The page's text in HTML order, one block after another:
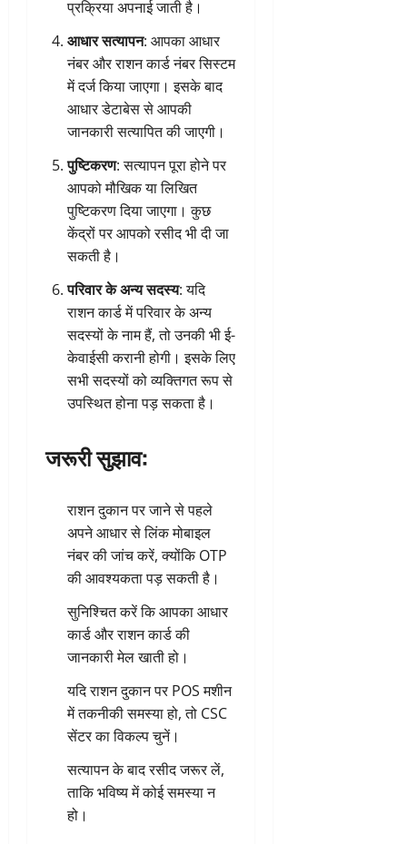
प्रक्रिया अपनाई जाती है।
आधार सत्यापन: आपका आधार
नंबर और राशन कार्ड नंबर सिस्टम
में दर्ज किया जाएगा। इसके बाद
आधार डेटाबेस से आपकी
जानकारी सत्यापित की जाएगी।
पुष्टिकरण: सत्यापन पूरा होने पर
आपको मौखिक या लिखित
पुष्टिकरण दिया जाएगा। कुछ
केंद्रों पर आपको रसीद भी दी जा
सकती है।
परिवार के अन्य सदस्य: यदि
राशन कार्ड में परिवार के अन्य
सदस्यों के नाम हैं, तो उनकी भी ई-
केवाईसी करानी होगी। इसके लिए
सभी सदस्यों को व्यक्तिगत रूप से
उपस्थित होना पड़ सकता है।
जरूरी सुझाव:
राशन दुकान पर जाने से पहले
अपने आधार से लिंक मोबाइल
नंबर की जांच करें, क्योंकि OTP
की आवश्यकता पड़ सकती है।
सुनिश्चित करें कि आपका आधार
कार्ड और राशन कार्ड की
जानकारी मेल खाती हो।
यदि राशन दुकान पर POS मशीन
में तकनीकी समस्या हो, तो CSC
सेंटर का विकल्प चुनें।
सत्यापन के बाद रसीद जरूर लें,
ताकि भविष्य में कोई समस्या न
हो।